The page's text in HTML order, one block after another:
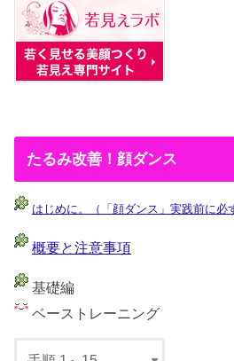
たるみ改善！顔ダンス
はじめに。（「顔ダンス」実践前に必
概要と注意事項
基礎編
ベーストレーニング